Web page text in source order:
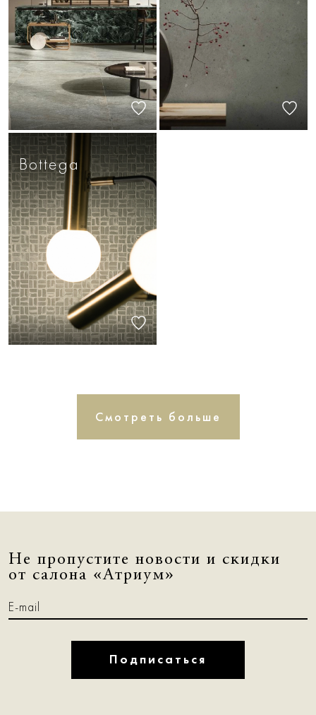
Bottega
Смотреть больше
Не пропустите новости и скидки
от салона «Атриум»
Подписаться